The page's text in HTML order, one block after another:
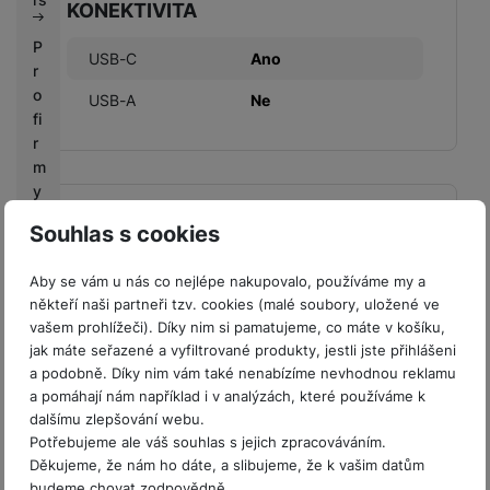
Souhlas s cookies
Aby se vám u nás co nejlépe nakupovalo, používáme my a
někteří naši partneři tzv. cookies (malé soubory, uložené ve
vašem prohlížeči). Díky nim si pamatujeme, co máte v košíku,
jak máte seřazené a vyfiltrované produkty, jestli jste přihlášeni
a podobně. Díky nim vám také nenabízíme nevhodnou reklamu
a pomáhají nám například i v analýzách, které používáme k
dalšímu zlepšování webu.
Potřebujeme ale váš souhlas s jejich zpracováváním.
Děkujeme, že nám ho dáte, a slibujeme, že k vašim datům
P
r
o
fi
r
m
y
V
k
u
p
n
í
b
o
KONEKTIVITA
USB-C Ano
USB-A Ne
KONSTRUKCE
BALENÍ
Hmotnost balení 223 g
Délka balení 10 CM